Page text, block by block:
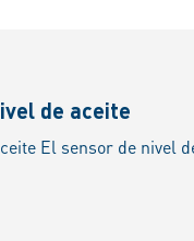
de aceite